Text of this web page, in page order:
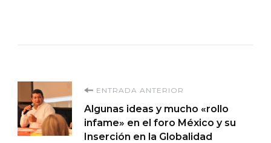
Navegación
de
ENTRADA ANTERIOR
Algunas ideas y mucho «rollo
infame» en el foro México y su
Inserción en la Globalidad